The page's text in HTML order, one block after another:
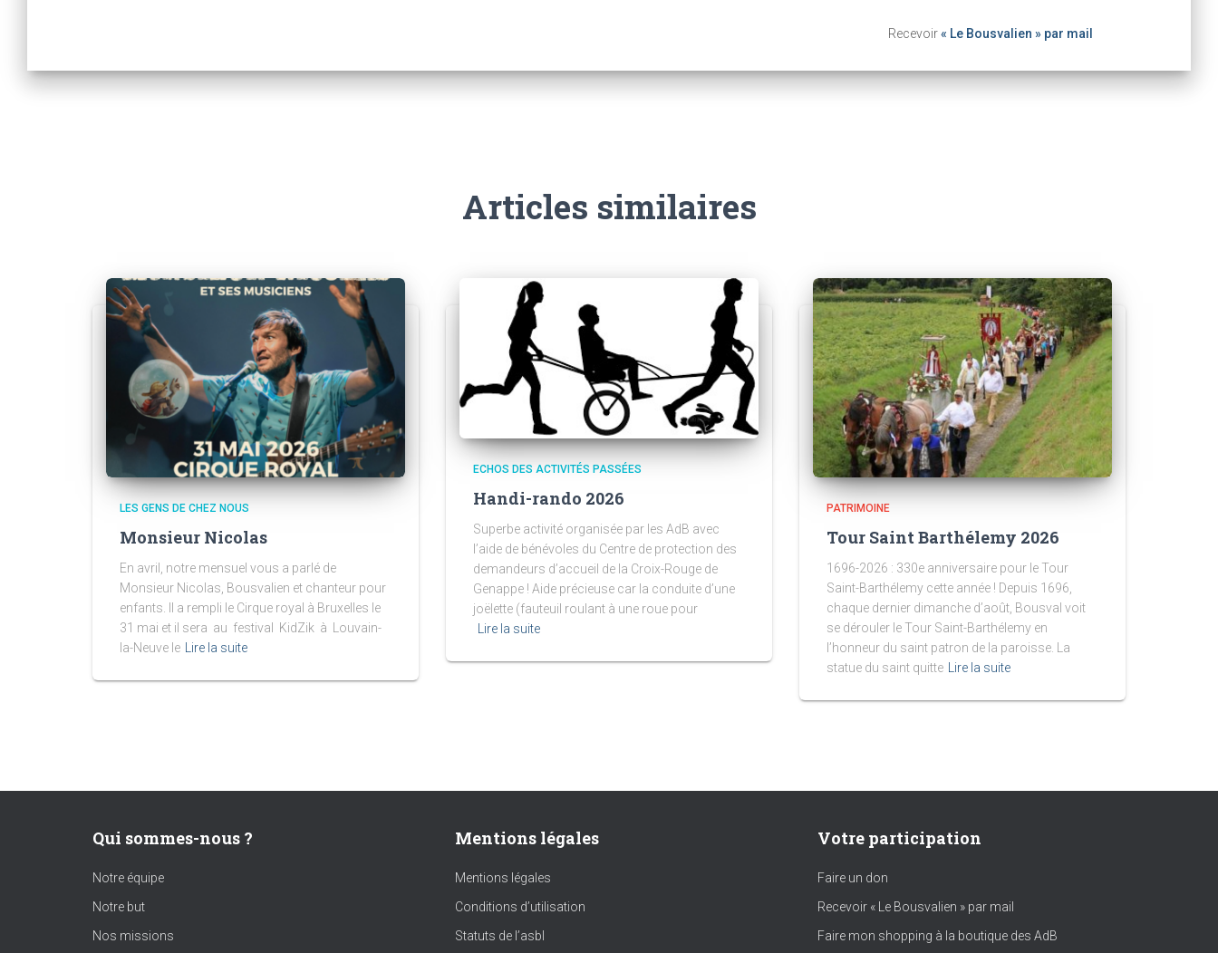
Recevoir« Le Bousvalien » par mail
Articles similaires
LES GENS DE CHEZ NOUS
Monsieur Nicolas
En avril, notre mensuel vous a parlé de
Monsieur Nicolas, Bousvalien et chanteur pour
enfants. Il a rempli le Cirque royal à Bruxelles le
31 mai et il sera au festival KidZik à Louvain-
la-Neuve le
Lire la suite
ECHOS DES ACTIVITÉS PASSÉES
Handi-rando 2026
Superbe activité organisée par les AdB avec
l’aide de bénévoles du Centre de protection des
demandeurs d’accueil de la Croix-Rouge de
Genappe ! Aide précieuse car la conduite d’une
joëlette (fauteuil roulant à une roue pour
Lire la suite
PATRIMOINE
Tour Saint Barthélemy 2026
1696-2026 : 330e anniversaire pour le Tour
Saint-Barthélemy cette année ! Depuis 1696,
chaque dernier dimanche d’août, Bousval voit
se dérouler le Tour Saint-Barthélemy en
l’honneur du saint patron de la paroisse. La
statue du saint quitte
Lire la suite
Qui sommes-nous ?
Notre équipe
Notre but
Nos missions
Mentions légales
Mentions légales
Conditions d’utilisation
Statuts de l’asbl
Votre participation
Faire un don
Recevoir « Le Bousvalien » par mail
Faire mon shopping à la boutique des AdB